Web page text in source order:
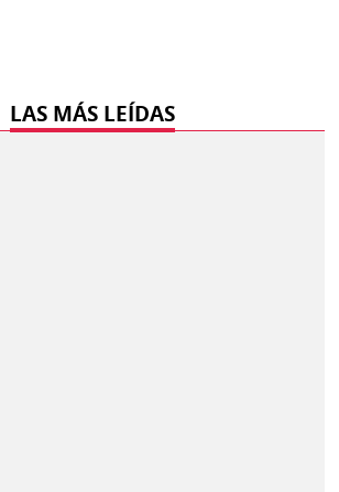
LAS MÁS LEÍDAS